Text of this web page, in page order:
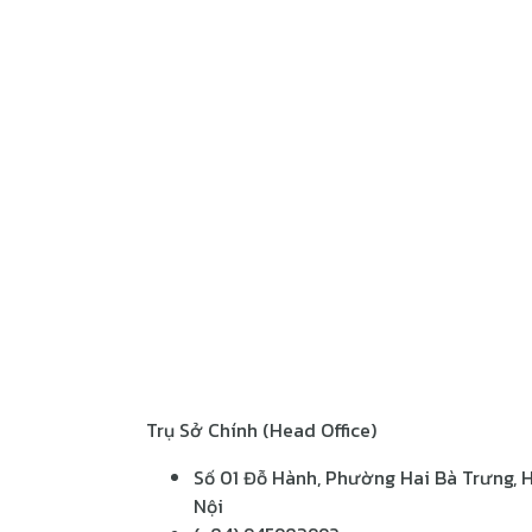
Trụ Sở Chính (Head Office)
Số 01 Đỗ Hành, Phường Hai Bà Trưng,
Nội